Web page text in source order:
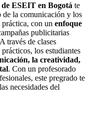
ESEIT en Bogotá te
de la comunicación y los
con un enfoque
publicitarias
través de clases
los estudiantes
la creatividad,
. Con un profesorado
este pregrado te
necesidades del